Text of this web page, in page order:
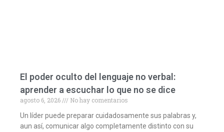
El poder oculto del lenguaje no verbal:
aprender a escuchar lo que no se dice
agosto 6, 2026
No hay comentarios
Un líder puede preparar cuidadosamente sus palabras y,
aun así, comunicar algo completamente distinto con su